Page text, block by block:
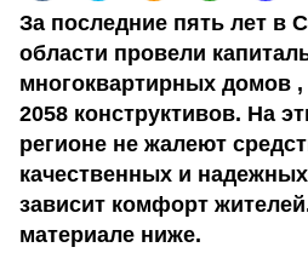
За последние пять лет в
области провели
многоквартирных домов
2058 конструктивов. На
регионе не жалеют
качественных и
зависит комфорт
материале ниже.